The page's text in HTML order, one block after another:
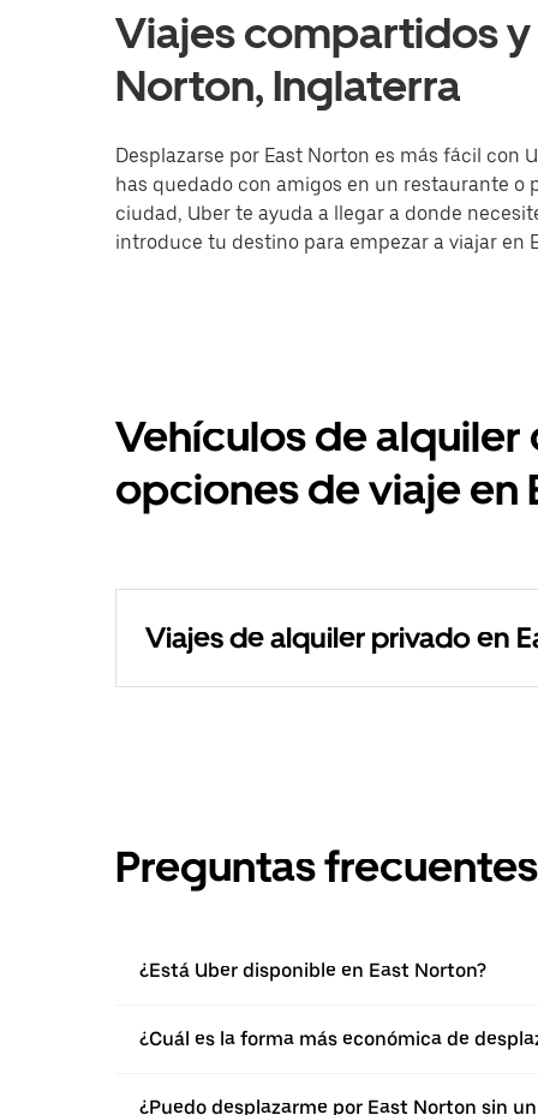
Viajes compartidos
Norton, Inglaterra
Desplazarse por East Norton es más fácil con
has quedado con amigos en un restaurante o
ciudad, Uber te ayuda a llegar a donde
introduce tu destino para empezar a viajar en
Vehículos de
opciones de viaje en
Viajes de alquiler privado en
Preguntas frecuentes
¿Está Uber disponible en East Norton?
¿Cuál es la forma más económica de
¿Puedo desplazarme por East Norton sin